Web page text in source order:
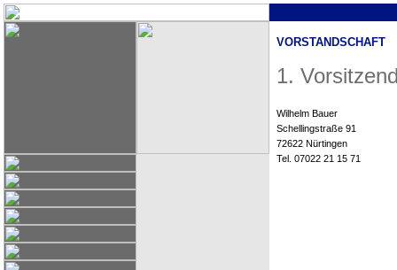
VORSTANDSCHAFT
1.
Wilhelm Bauer
Schellingstraße 91
72622 Nürtingen
Tel. 07022 21 15 71